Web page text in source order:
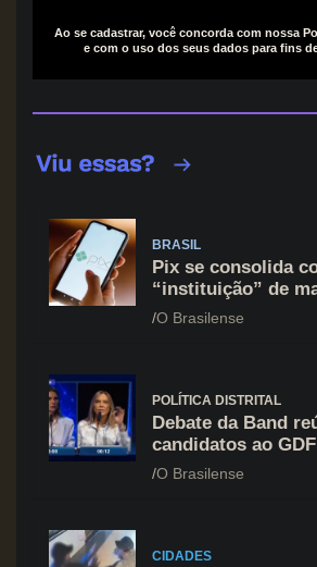
Ao se cadastrar, você concorda com nossa
e com o uso dos seus dados para fins
BRASIL
Pix se consolida
“instituição” de
do brasileiro,
O Brasilense
POLÍTICA DISTRITAL
Debate da Band
candidatos ao
marcado por
O Brasilense
CIDADES